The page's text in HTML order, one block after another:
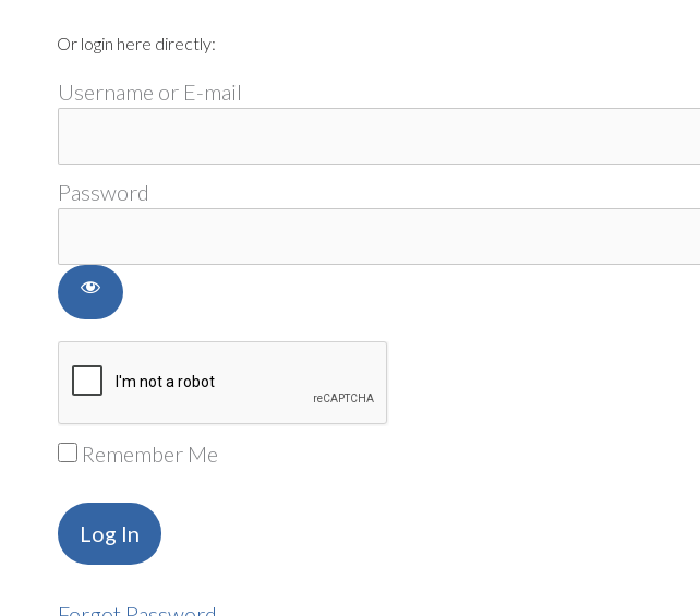
Or login here directly:
Username or E-mail
Password
Remember Me